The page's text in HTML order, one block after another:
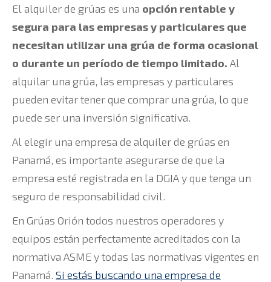
El alquiler de grúas es una opción rentable y
segura para las empresas y particulares que
necesitan utilizar una grúa de forma ocasional
o durante un período de tiempo limitado. Al
alquilar una grúa, las empresas y particulares
pueden evitar tener que comprar una grúa, lo que
puede ser una inversión significativa.
Al elegir una empresa de alquiler de grúas en
Panamá, es importante asegurarse de que la
empresa esté registrada en la DGIA y que tenga un
seguro de responsabilidad civil.
En Grúas Orión todos nuestros operadores y
equipos están perfectamente acreditados con la
normativa ASME y todas las normativas vigentes en
Panamá. Si estás buscando una empresa de